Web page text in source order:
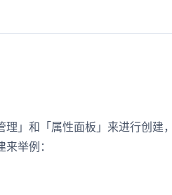
理」和「属性面板」来进行创建
举例：